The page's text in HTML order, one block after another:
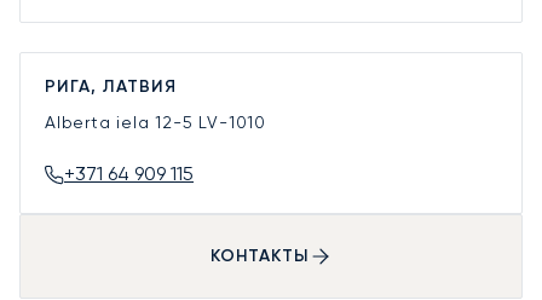
РИГА, ЛАТВИЯ
Alberta iela 12-5 LV-1010
+371 64 909 115
КОНТАКТЫ